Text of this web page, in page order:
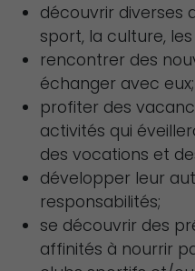
découvrir diverses
sport, la culture,
rencontrer des
échanger avec eux;
profiter des
activités qui
des vocations et
développer leur
responsabilités;
se découvrir des
affinités à nourrir